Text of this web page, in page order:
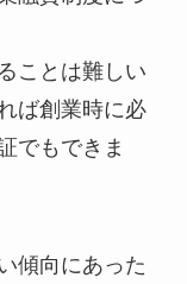
ことは難しい
ば創業時に必
でもできま
傾向にあった